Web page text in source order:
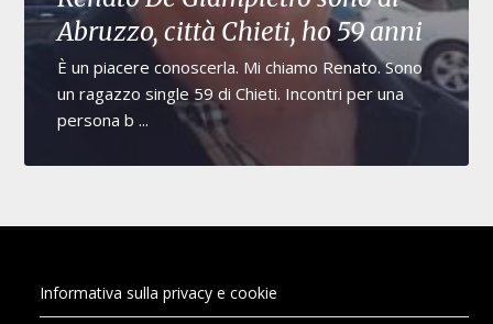
Abruzzo, città Chieti, ho 59 anni
È un piacere conoscerla. Mi chiamo Renato. Sono
un ragazzo single 59 di Chieti. Incontri per una
persona b ...
Informativa sulla privacy e cookie